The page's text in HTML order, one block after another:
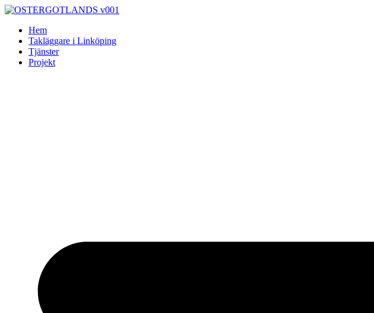
Skip
contentHem
Takläggare i Linköping
Tjänster
Projekt